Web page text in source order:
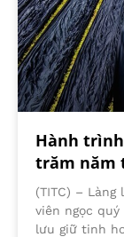
Hành trình
trăm năm
(TITC) –
viên ngọc quý
lưu giữ tinh